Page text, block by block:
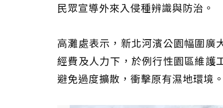
民眾宣導外來入侵種辨識與防治。
高灘處表示，新北河濱公園幅圍廣
經費及人力下，於例行性園區維護
避免過度擴散，衝擊原有濕地環境。